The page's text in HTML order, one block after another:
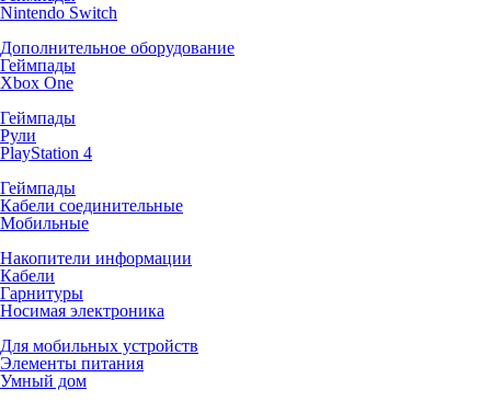
Nintendo Switch
Дополнительное оборудование
Геймпады
Xbox One
Геймпады
Рули
PlayStation 4
Геймпады
Кабели соединительные
Мобильные
Накопители информации
Кабели
Гарнитуры
Носимая электроника
Для мобильных устройств
Элементы питания
Умный дом